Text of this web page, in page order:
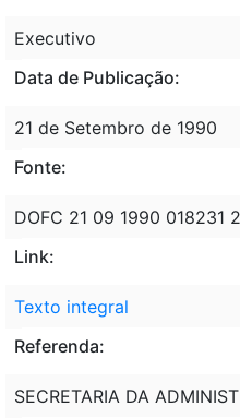
Executivo
Data de Publicação:
21 de Setembro de 1990
Fonte:
DOFC 21 09 1990 018231 2
Link:
Texto integral
Referenda:
SECRETARIA DA